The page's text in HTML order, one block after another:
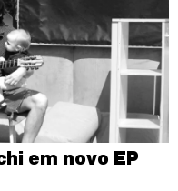
em novo EP